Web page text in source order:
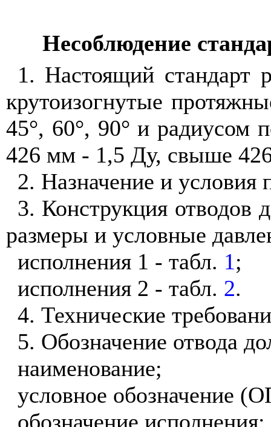
Несоблюдение
1. Настоящий стандарт
крутоизогнутые
45°, 60°, 90° и радиусом
426 мм - 1,5 Ду, свыше
2. Назначение и
3. Конструкция отводов
размеры и условные
исполнения 1 - табл. 1;
исполнения 2 - табл. 2.
4. Технические
5. Обозначение отвода
наименование;
условное обозначение
обозначение исполнения;